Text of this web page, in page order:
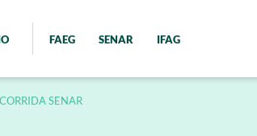
FAEG SENAR IFAG
SENAR